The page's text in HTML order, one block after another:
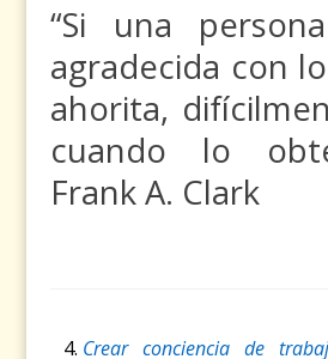
“Si una
agradecida con
ahorita,
cuando lo
Frank A. Clark
Crear conciencia de